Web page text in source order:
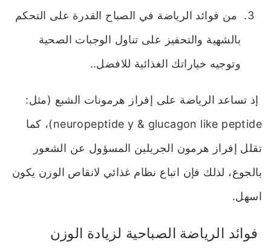
من فوائد الرياضة في الصباح القدرة على التحكم
بالشهية والتحفيز على تناول الوجبات الصحية
وتوجيه خياراتك الغذائية للافضل..
إذ تساعد الرياضة على إفراز هرمونات الشبع (مثل:
neuropeptide y & glucagon like peptide)، كما
تقلل إفراز هرمون الجريلين المسؤول عن الشعور
بالجوع، لذلك فإن اتباع نظام غذائي لانقاص الوزن يكون
اسهل.
فوائد الرياضة الصباحية لزيادة الوزن